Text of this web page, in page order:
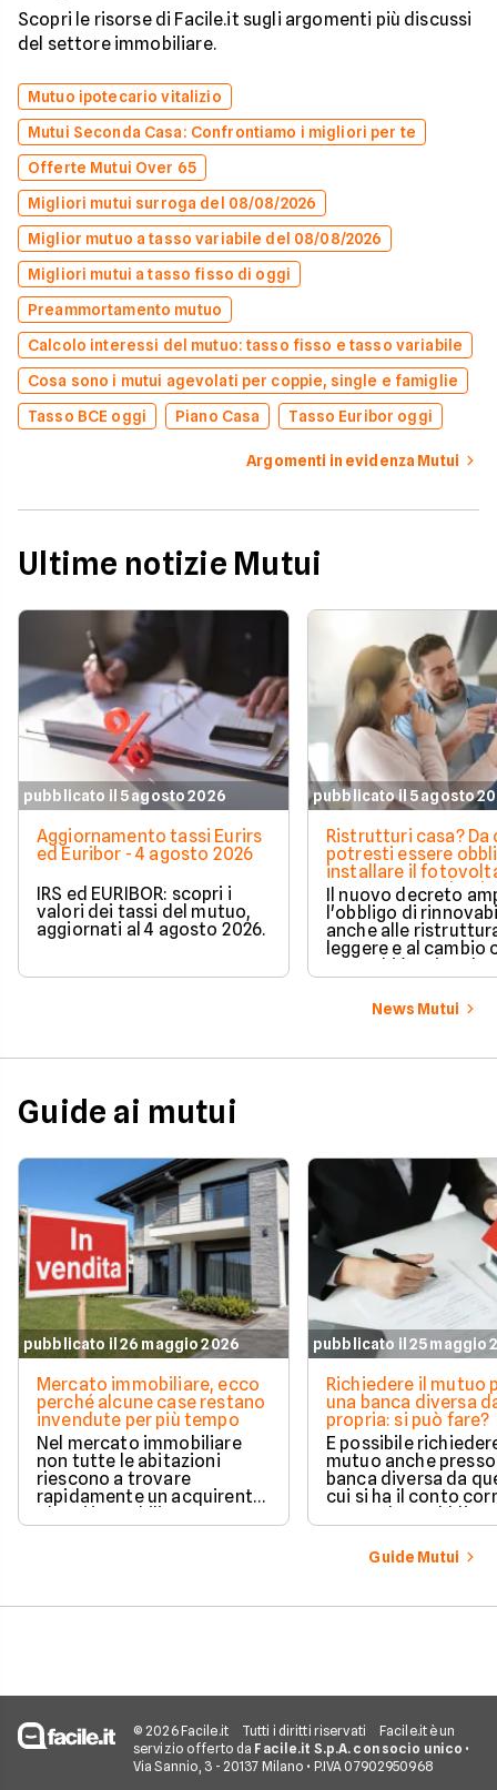
Scopri le risorse di Facile.it sugli argomenti più discussi
del settore immobiliare.
Mutuo ipotecario vitalizio
Mutui Seconda Casa: Confrontiamo i migliori per te
Offerte Mutui Over 65
Migliori mutui surroga del 08/08/2026
Miglior mutuo a tasso variabile del 08/08/2026
Migliori mutui a tasso fisso di oggi
Preammortamento mutuo
Calcolo interessi del mutuo: tasso fisso e tasso variabile
Cosa sono i mutui agevolati per coppie, single e famiglie
Tasso BCE oggi
Piano Casa Tasso Euribor oggi
Argomenti in evidenza Mutui
Ultime notizie Mutui
pubblicato il 5 agosto 2026
Aggiornamento tassi Eurirs
ed Euribor - 4 agosto 2026
IRS ed EURIBOR: scopri i
valori dei tassi del mutuo,
aggiornati al 4 agosto 2026.
pubblicato il 5 agosto
Ristrutturi casa? Da
potresti essere
installare il
nuova norma che
milioni di italiani
Il nuovo decreto
l'obbligo di
anche alle
leggere e al cambio
ecco chi è
cambia in pratica.
News Mutui
Guide ai mutui
pubblicato il 26 maggio 2026
Mercato immobiliare, ecco
perché alcune case restano
invendute per più tempo
Nel mercato immobiliare
non tutte le abitazioni
riescono a trovare
rapidamente un acquirente.
Alcuni immobili vengono
venduti in poche settimane,
pubblicato il 25 maggio
Richiedere il mutuo
una banca diversa
propria: si può fare?
È possibile
mutuo anche
banca diversa da
cui si ha il conto
senza alcun obbligo
trasferire il proprio
rapporto bancario.
valutazione della
e la gestione
Guide Mutui
© 2026 Facile.it Tutti i diritti riservati
Facile.it è un
servizio offerto da Facile.it S.p.A. con socio unico •
Via Sannio, 3 - 20137 Milano • P.IVA 07902950968